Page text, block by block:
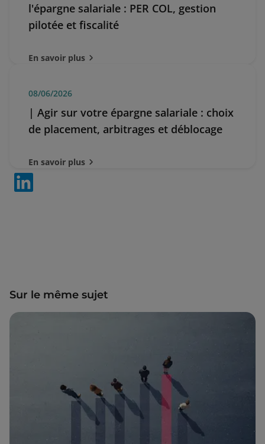
l'épargne salariale : PER COL, gestion
pilotée et fiscalité
En savoir plus
08/06/2026
| Agir sur votre épargne salariale : choix
de placement, arbitrages et déblocage
En savoir plus
Sur le même sujet